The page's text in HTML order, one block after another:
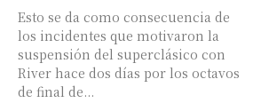
Esto se da como consecuencia de
los incidentes que motivaron la
suspensión del superclásico con
River hace dos días por los octavos
de final de...